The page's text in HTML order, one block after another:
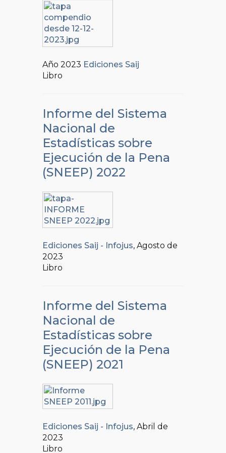
Año 2023 Ediciones Saij
Libro
Informe del Sistema
Nacional de
Estadísticas sobre
Ejecución de la Pena
(SNEEP) 2022
Ediciones Saij - Infojus, Agosto de
2023
Libro
Informe del Sistema
Nacional de
Estadísticas sobre
Ejecución de la Pena
(SNEEP) 2021
Ediciones Saij - Infojus, Abril de
2023
Libro